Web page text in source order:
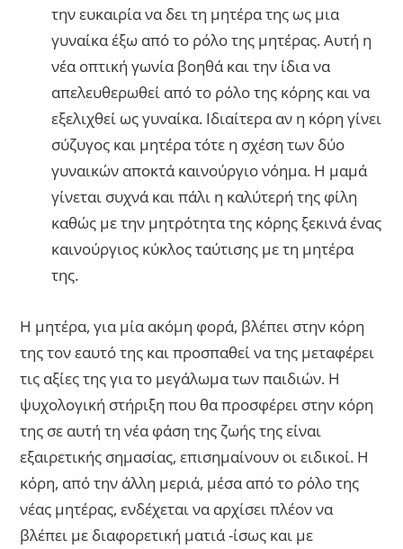
την ευκαιρία να δει τη μητέρα της ως μια
γυναίκα έξω από το ρόλο της μητέρας. Αυτή η
νέα οπτική γωνία βοηθά και την ίδια να
απελευθερωθεί από το ρόλο της κόρης και να
εξελιχθεί ως γυναίκα. Ιδιαίτερα αν η κόρη γίνει
σύζυγος και μητέρα τότε η σχέση των δύο
γυναικών αποκτά καινούργιο νόημα. Η μαμά
γίνεται συχνά και πάλι η καλύτερή της φίλη
καθώς με την μητρότητα της κόρης ξεκινά ένας
καινούργιος κύκλος ταύτισης με τη μητέρα
της.
Η μητέρα, για μία ακόμη φορά, βλέπει στην κόρη
της τον εαυτό της και προσπαθεί να της μεταφέρει
τις αξίες της για το μεγάλωμα των παιδιών. Η
ψυχολογική στήριξη που θα προσφέρει στην κόρη
της σε αυτή τη νέα φάση της ζωής της είναι
εξαιρετικής σημασίας, επισημαίνουν οι ειδικοί. Η
κόρη, από την άλλη μεριά, μέσα από το ρόλο της
νέας μητέρας, ενδέχεται να αρχίσει πλέον να
βλέπει με διαφορετική ματιά -ίσως και με